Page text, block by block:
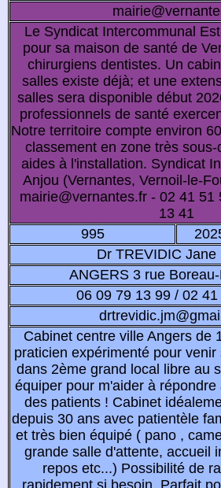
Le Syndicat Intercommunal
pour sa maison de santé de
chirurgiens dentistes. Un
salles existe déjà; et une
salles sera disponible début
professionnels de santé
Notre territoire compte environ
classement en zone très
aides à l'installation. Syndicat
Anjou (Vernantes, Vernoil-le-
mairie@vernantes.fr - 02 41 51
13 41
995
Dr TREVIDIC Jane
ANGERS 3 rue
06 09 79 13 99 / 02
Cabinet centre ville Angers de
praticien expérimenté pour
dans 2ème grand local libre au
équiper pour m'aider à
des patients ! Cabinet
depuis 30 ans avec patientèle
et très bien équipé ( pano ,
grande salle d'attente, accueil
repos etc...) Possibilité de